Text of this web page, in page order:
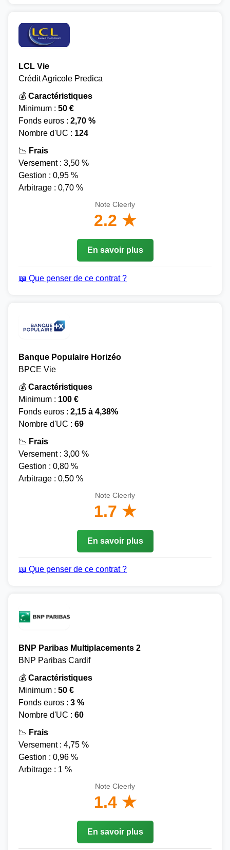
LCL Vie
Crédit Agricole Predica
💰 Caractéristiques
Minimum : 50 €
Fonds euros : 2,70 %
Nombre d'UC : 124
📉 Frais
Versement : 3,50 %
Gestion : 0,95 %
Arbitrage : 0,70 %
Note Cleerly
2.2 ★
En savoir plus
📖 Que penser de ce contrat ?
Banque Populaire Horizéo
BPCE Vie
💰 Caractéristiques
Minimum : 100 €
Fonds euros : 2,15 à 4,38%
Nombre d'UC : 69
📉 Frais
Versement : 3,00 %
Gestion : 0,80 %
Arbitrage : 0,50 %
Note Cleerly
1.7 ★
En savoir plus
📖 Que penser de ce contrat ?
BNP Paribas Multiplacements 2
BNP Paribas Cardif
💰 Caractéristiques
Minimum : 50 €
Fonds euros : 3 %
Nombre d'UC : 60
📉 Frais
Versement : 4,75 %
Gestion : 0,96 %
Arbitrage : 1 %
Note Cleerly
1.4 ★
En savoir plus